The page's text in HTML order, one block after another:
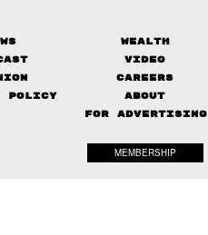
Wealth
Video
Careers
Policy
About
FOR ADVERTISING
MEMBERSHIP